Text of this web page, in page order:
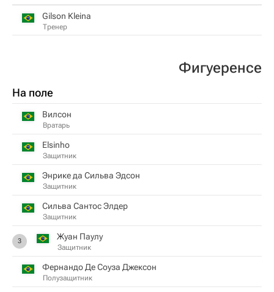
Gilson Kleina
Тренер
Фигуеренсе
На поле
Вилсон
Вратарь
Elsinho
Защитник
Энрике да Сильва Эдсон
Защитник
Сильва Сантос Элдер
Защитник
3 Жуан Паулу
Защитник
Фернандо Де Соуза Джексон
Полузащитник